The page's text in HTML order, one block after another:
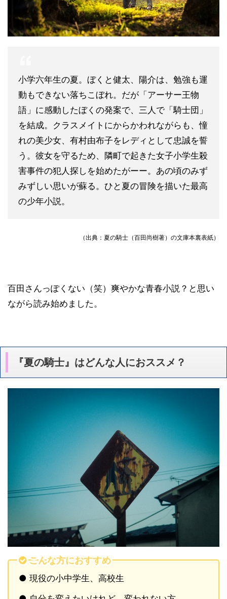
小学六年生の夏。ぼくと健太、陽介は、勉強も運
動もできない落ちこぼれ。だが「アーサー王物
語」に感動したぼくの発案で、三人で「騎士団」
を結成。クラスメイトにからかわれながらも、憧
れの美少女、有村由布子をレディとして忠誠を誓
う。彼女を守るため、隣町で起きた女子小学生殺
害事件の犯人探しを始めたがーー。あの頃のみず
みずしい思いが蘇る。ひと夏の冒険を描いた最高
の少年小説。
（出典：夏の騎士（百田尚樹著）の文庫本裏表紙）
百田さんっぽくない（笑）爽やかな青春小説？と思い
ながら読み始めました。
『夏の騎士』はどんな人におススメ？
こんな方におすすめ
● 現役の小中学生、高校生